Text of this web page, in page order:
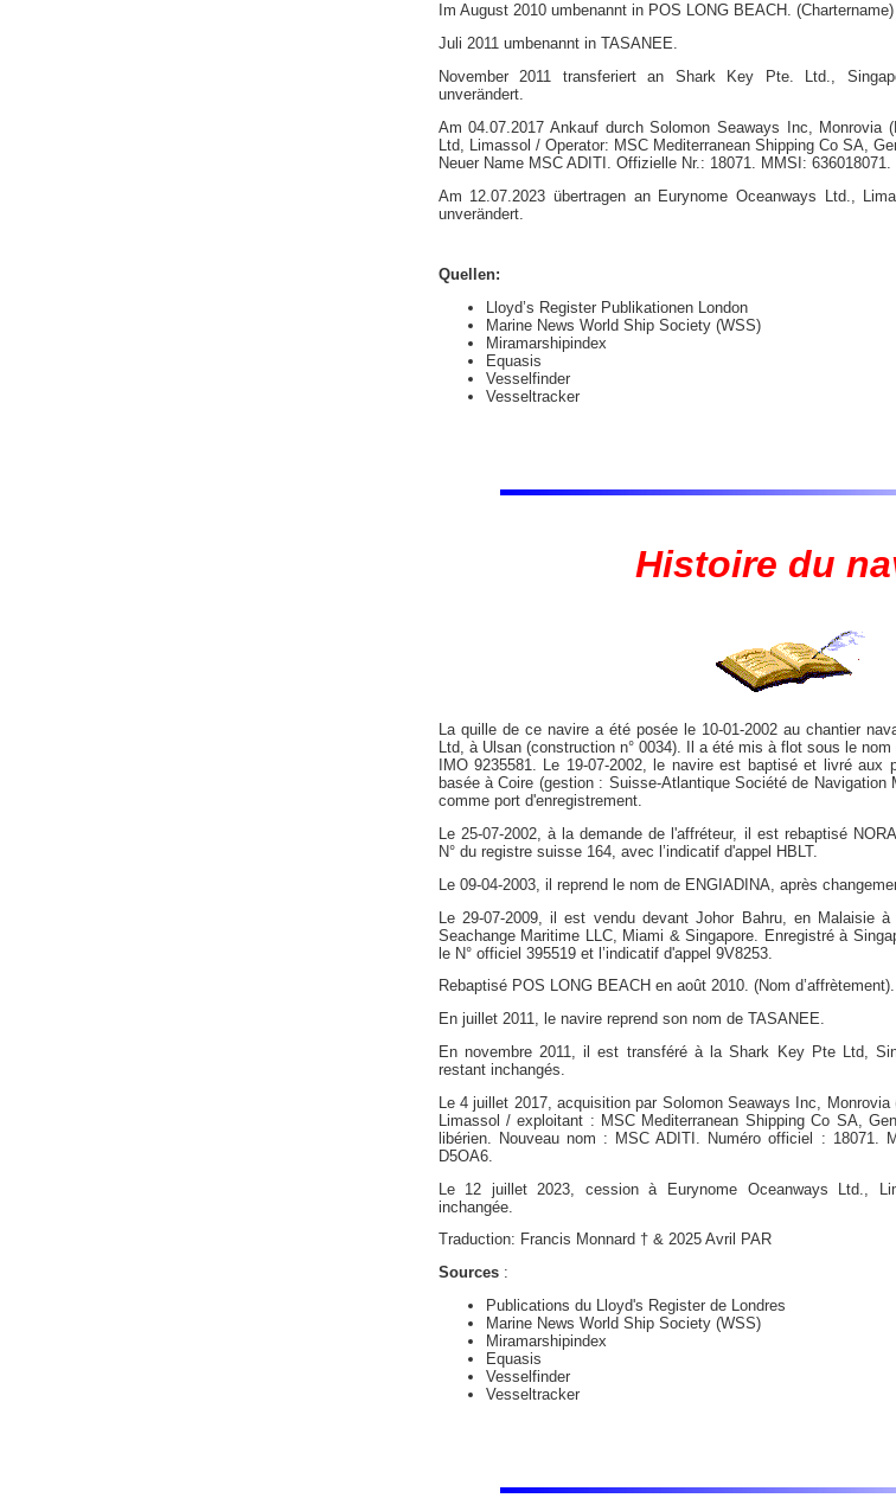
Im August 2010 umbenannt in POS LONG BEACH. (Chartername)
Juli 2011 umbenannt in TASANEE.
November 2011 transferiert an Shark Key Pte. Ltd.,
unverändert.
Am 04.07.2017 Ankauf durch Solomon Seaways Inc, Monrovia
Ltd, Limassol / Operator: MSC Mediterranean Shipping Co SA,
Neuer Name MSC ADITI. Offizielle Nr.: 18071. MMSI: 636018071.
Am 12.07.2023 übertragen an Eurynome Oceanways Ltd.,
unverändert.
Quellen:
Lloyd’s Register Publikationen London
Marine News World Ship Society (WSS)
Miramarshipindex
Equasis
Vesselfinder
Vesseltracker
Histoire du
La quille de ce navire a été posée le 10-01-2002 au chantier
Ltd, à Ulsan (construction n° 0034). Il a été mis à flot sous le
IMO 9235581. Le 19-07-2002, le navire est baptisé et livré aux
basée à Coire (gestion : Suisse-Atlantique Société de
comme port d'enregistrement.
Le 25-07-2002, à la demande de l'affréteur, il est rebaptisé
N° du registre suisse 164, avec l’indicatif d'appel HBLT.
Le 09-04-2003, il reprend le nom de ENGIADINA, après
Le 29-07-2009, il est vendu devant Johor Bahru, en Malaisie
Seachange Maritime LLC, Miami & Singapore. Enregistré à
le N° officiel 395519 et l’indicatif d'appel 9V8253.
Rebaptisé POS LONG BEACH en août 2010. (Nom d’affrètement).
En juillet 2011, le navire reprend son nom de TASANEE.
En novembre 2011, il est transféré à la Shark Key Pte Ltd,
restant inchangés.
Le 4 juillet 2017, acquisition par Solomon Seaways Inc,
Limassol / exploitant : MSC Mediterranean Shipping Co SA,
libérien. Nouveau nom : MSC ADITI. Numéro officiel : 18071.
D5OA6.
Le 12 juillet 2023, cession à Eurynome Oceanways Ltd.,
inchangée.
Traduction: Francis Monnard † & 2025 Avril PAR
Sources:
Publications du Lloyd's Register de Londres
Marine News World Ship Society (WSS)
Miramarshipindex
Equasis
Vesselfinder
Vesseltracker